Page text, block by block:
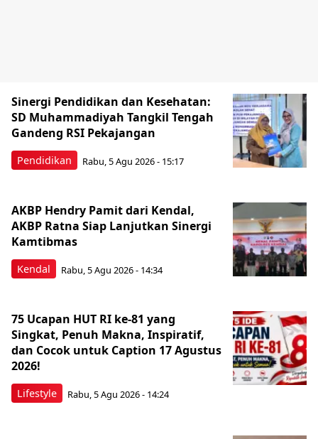
Pendidikan
Sinergi Pendidikan dan Kesehatan:
SD Muhammadiyah Tangkil Tengah
Gandeng RSI Pekajangan
Rabu, 5 Agu 2026 - 15:17
Kendal
AKBP Hendry Pamit dari Kendal,
AKBP Ratna Siap Lanjutkan Sinergi
Kamtibmas
Rabu, 5 Agu 2026 - 14:34
Lifestyle
75 Ucapan HUT RI ke-81 yang
Singkat, Penuh Makna, Inspiratif,
dan Cocok untuk Caption 17 Agustus
2026!
Rabu, 5 Agu 2026 - 14:24